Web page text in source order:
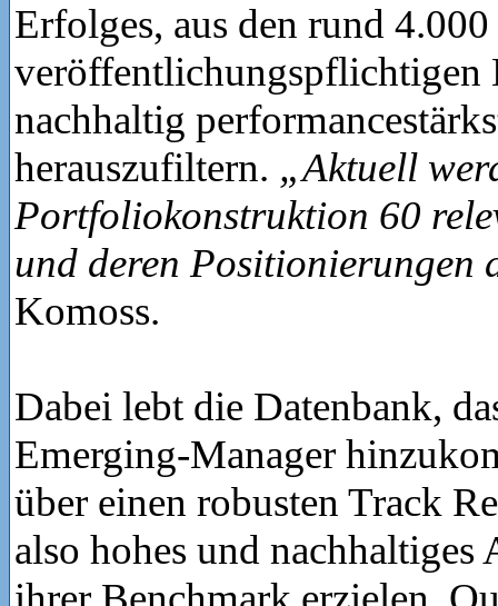
Erfolges, aus den rund 4.000
veröffentlichungspflichtigen
nachhaltig
herauszufiltern. „Aktuell
Portfoliokonstruktion 60
und deren Positionierungen
Komoss.
Dabei lebt die Datenbank,
Emerging-Manager
über einen robusten Track
also hohes und nachhaltiges